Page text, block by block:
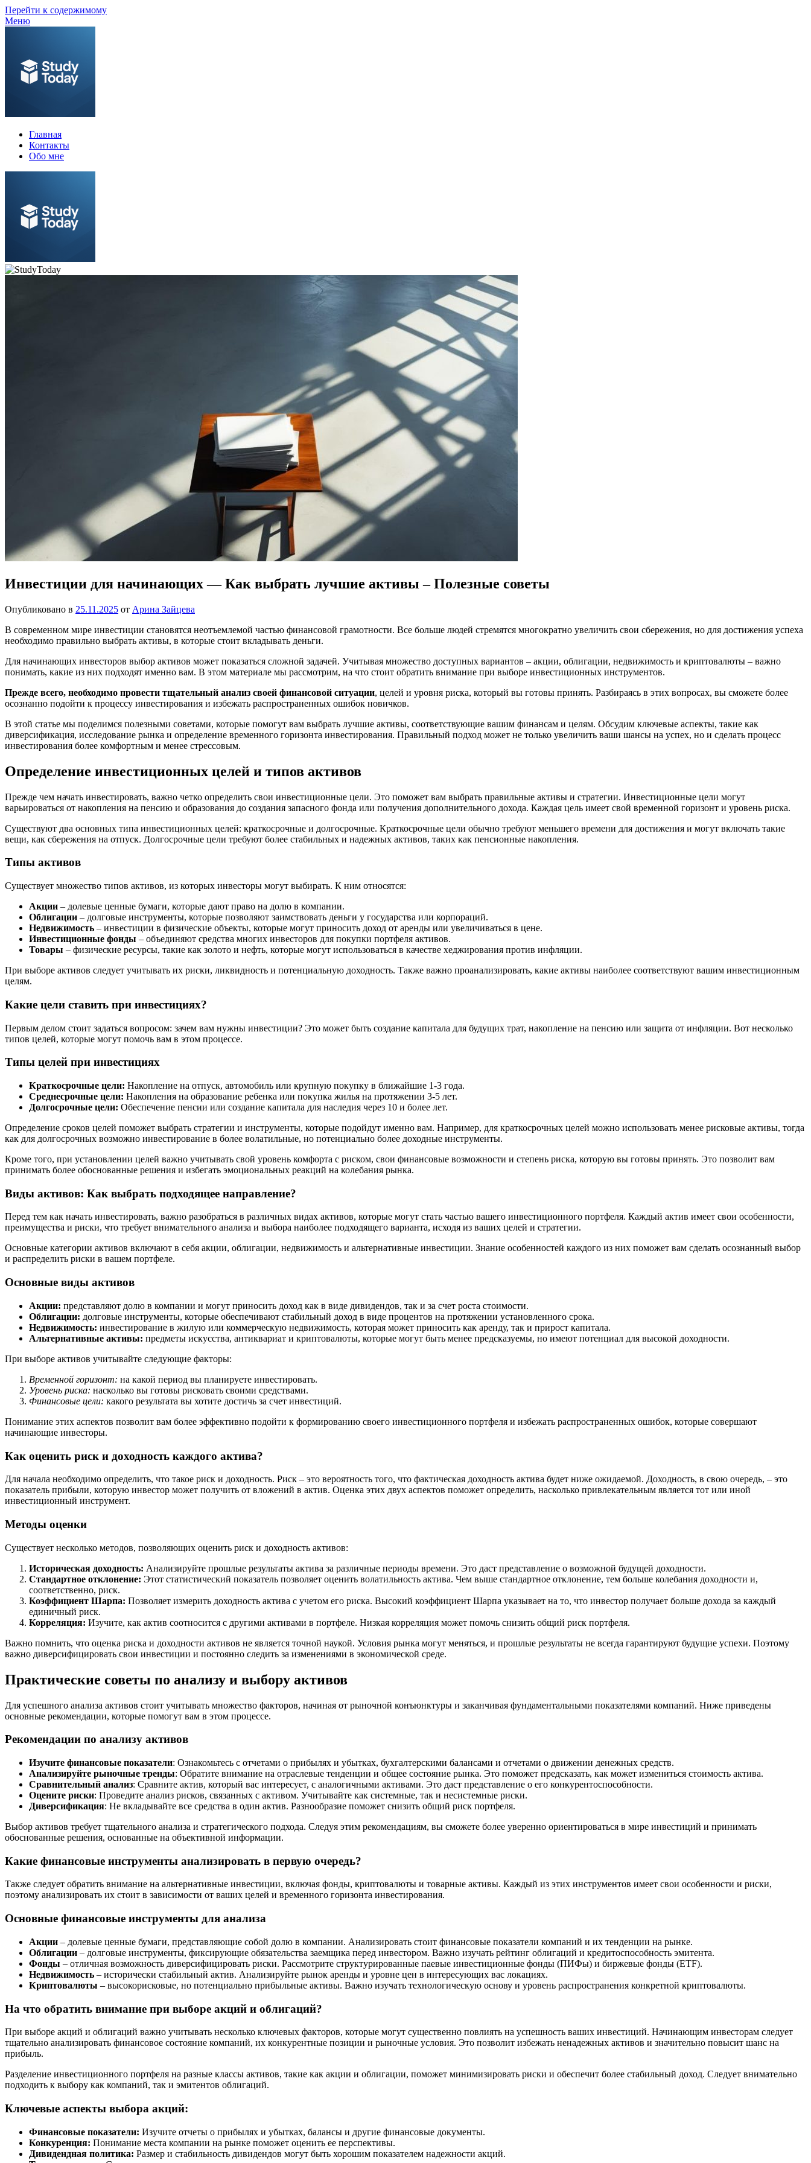
Перейти к содержимому
Меню
Главная
Контакты
Обо мне
Инвестиции для начинающих — Как выбрать лучшие активы – Полезные советы
Опубликовано в 25.11.2025 от Арина Зайцева
В современном мире инвестиции становятся неотъемлемой частью финансовой грамотности. Все больше людей стремятся многократно увеличить свои сбережения, но для достижения успеха
необходимо правильно выбрать активы, в которые стоит вкладывать деньги.
Для начинающих инвесторов выбор активов может показаться сложной задачей. Учитывая множество доступных вариантов – акции, облигации, недвижимость и криптовалюты – важно
понимать, какие из них подходят именно вам. В этом материале мы рассмотрим, на что стоит обратить внимание при выборе инвестиционных инструментов.
Прежде всего, необходимо провести тщательный анализ своей финансовой ситуации, целей и уровня риска, который вы готовы принять. Разбираясь в этих вопросах, вы сможете более
осознанно подойти к процессу инвестирования и избежать распространенных ошибок новичков.
В этой статье мы поделимся полезными советами, которые помогут вам выбрать лучшие активы, соответствующие вашим финансам и целям. Обсудим ключевые аспекты, такие как
диверсификация, исследование рынка и определение временного горизонта инвестирования. Правильный подход может не только увеличить ваши шансы на успех, но и сделать процесс
инвестирования более комфортным и менее стрессовым.
Определение инвестиционных целей и типов активов
Прежде чем начать инвестировать, важно четко определить свои инвестиционные цели. Это поможет вам выбрать правильные активы и стратегии. Инвестиционные цели могут
варьироваться от накопления на пенсию и образования до создания запасного фонда или получения дополнительного дохода. Каждая цель имеет свой временной горизонт и уровень риска.
Существуют два основных типа инвестиционных целей: краткосрочные и долгосрочные. Краткосрочные цели обычно требуют меньшего времени для достижения и могут включать такие
вещи, как сбережения на отпуск. Долгосрочные цели требуют более стабильных и надежных активов, таких как пенсионные накопления.
Типы активов
Существует множество типов активов, из которых инвесторы могут выбирать. К ним относятся:
Акции – долевые ценные бумаги, которые дают право на долю в компании.
Облигации – долговые инструменты, которые позволяют заимствовать деньги у государства или корпораций.
Недвижимость – инвестиции в физические объекты, которые могут приносить доход от аренды или увеличиваться в цене.
Инвестиционные фонды – объединяют средства многих инвесторов для покупки портфеля активов.
Товары – физические ресурсы, такие как золото и нефть, которые могут использоваться в качестве хеджирования против инфляции.
При выборе активов следует учитывать их риски, ликвидность и потенциальную доходность. Также важно проанализировать, какие активы наиболее соответствуют вашим инвестиционным
целям.
Какие цели ставить при инвестициях?
Первым делом стоит задаться вопросом: зачем вам нужны инвестиции? Это может быть создание капитала для будущих трат, накопление на пенсию или защита от инфляции. Вот несколько
типов целей, которые могут помочь вам в этом процессе.
Типы целей при инвестициях
Краткосрочные цели: Накопление на отпуск, автомобиль или крупную покупку в ближайшие 1-3 года.
Среднесрочные цели: Накопления на образование ребенка или покупка жилья на протяжении 3-5 лет.
Долгосрочные цели: Обеспечение пенсии или создание капитала для наследия через 10 и более лет.
Определение сроков целей поможет выбрать стратегии и инструменты, которые подойдут именно вам. Например, для краткосрочных целей можно использовать менее рисковые активы, тогда
как для долгосрочных возможно инвестирование в более волатильные, но потенциально более доходные инструменты.
Кроме того, при установлении целей важно учитывать свой уровень комфорта с риском, свои финансовые возможности и степень риска, которую вы готовы принять. Это позволит вам
принимать более обоснованные решения и избегать эмоциональных реакций на колебания рынка.
Виды активов: Как выбрать подходящее направление?
Перед тем как начать инвестировать, важно разобраться в различных видах активов, которые могут стать частью вашего инвестиционного портфеля. Каждый актив имеет свои особенности,
преимущества и риски, что требует внимательного анализа и выбора наиболее подходящего варианта, исходя из ваших целей и стратегии.
Основные категории активов включают в себя акции, облигации, недвижимость и альтернативные инвестиции. Знание особенностей каждого из них поможет вам сделать осознанный выбор
и распределить риски в вашем портфеле.
Основные виды активов
Акции: представляют долю в компании и могут приносить доход как в виде дивидендов, так и за счет роста стоимости.
Облигации: долговые инструменты, которые обеспечивают стабильный доход в виде процентов на протяжении установленного срока.
Недвижимость: инвестирование в жилую или коммерческую недвижимость, которая может приносить как аренду, так и прирост капитала.
Альтернативные активы: предметы искусства, антиквариат и криптовалюты, которые могут быть менее предсказуемы, но имеют потенциал для высокой доходности.
При выборе активов учитывайте следующие факторы:
Временной горизонт: на какой период вы планируете инвестировать.
Уровень риска: насколько вы готовы рисковать своими средствами.
Финансовые цели: какого результата вы хотите достичь за счет инвестиций.
Понимание этих аспектов позволит вам более эффективно подойти к формированию своего инвестиционного портфеля и избежать распространенных ошибок, которые совершают
начинающие инвесторы.
Как оценить риск и доходность каждого актива?
Для начала необходимо определить, что такое риск и доходность. Риск – это вероятность того, что фактическая доходность актива будет ниже ожидаемой. Доходность, в свою очередь, – это
показатель прибыли, которую инвестор может получить от вложений в актив. Оценка этих двух аспектов поможет определить, насколько привлекательным является тот или иной
инвестиционный инструмент.
Методы оценки
Существует несколько методов, позволяющих оценить риск и доходность активов:
Историческая доходность: Анализируйте прошлые результаты актива за различные периоды времени. Это даст представление о возможной будущей доходности.
Стандартное отклонение: Этот статистический показатель позволяет оценить волатильность актива. Чем выше стандартное отклонение, тем больше колебания доходности и,
соответственно, риск.
Коэффициент Шарпа: Позволяет измерить доходность актива с учетом его риска. Высокий коэффициент Шарпа указывает на то, что инвестор получает больше дохода за каждый
единичный риск.
Корреляция: Изучите, как актив соотносится с другими активами в портфеле. Низкая корреляция может помочь снизить общий риск портфеля.
Важно помнить, что оценка риска и доходности активов не является точной наукой. Условия рынка могут меняться, и прошлые результаты не всегда гарантируют будущие успехи. Поэтому
важно диверсифицировать свои инвестиции и постоянно следить за изменениями в экономической среде.
Практические советы по анализу и выбору активов
Для успешного анализа активов стоит учитывать множество факторов, начиная от рыночной конъюнктуры и заканчивая фундаментальными показателями компаний. Ниже приведены
основные рекомендации, которые помогут вам в этом процессе.
Рекомендации по анализу активов
Изучите финансовые показатели: Ознакомьтесь с отчетами о прибылях и убытках, бухгалтерскими балансами и отчетами о движении денежных средств.
Анализируйте рыночные тренды: Обратите внимание на отраслевые тенденции и общее состояние рынка. Это поможет предсказать, как может измениться стоимость актива.
Сравнительный анализ: Сравните актив, который вас интересует, с аналогичными активами. Это даст представление о его конкурентоспособности.
Оцените риски: Проведите анализ рисков, связанных с активом. Учитывайте как системные, так и несистемные риски.
Диверсификация: Не вкладывайте все средства в один актив. Разнообразие поможет снизить общий риск портфеля.
Выбор активов требует тщательного анализа и стратегического подхода. Следуя этим рекомендациям, вы сможете более уверенно ориентироваться в мире инвестиций и принимать
обоснованные решения, основанные на объективной информации.
Какие финансовые инструменты анализировать в первую очередь?
Также следует обратить внимание на альтернативные инвестиции, включая фонды, криптовалюты и товарные активы. Каждый из этих инструментов имеет свои особенности и риски,
поэтому анализировать их стоит в зависимости от ваших целей и временного горизонта инвестирования.
Основные финансовые инструменты для анализа
Акции – долевые ценные бумаги, представляющие собой долю в компании. Анализировать стоит финансовые показатели компаний и их тенденции на рынке.
Облигации – долговые инструменты, фиксирующие обязательства заемщика перед инвестором. Важно изучать рейтинг облигаций и кредитоспособность эмитента.
Фонды – отличная возможность диверсифицировать риски. Рассмотрите структурированные паевые инвестиционные фонды (ПИФы) и биржевые фонды (ETF).
Недвижимость – исторически стабильный актив. Анализируйте рынок аренды и уровне цен в интересующих вас локациях.
Криптовалюты – высокорисковые, но потенциально прибыльные активы. Важно изучать технологическую основу и уровень распространения конкретной криптовалюты.
На что обратить внимание при выборе акций и облигаций?
При выборе акций и облигаций важно учитывать несколько ключевых факторов, которые могут существенно повлиять на успешность ваших инвестиций. Начинающим инвесторам следует
тщательно анализировать финансовое состояние компаний, их конкурентные позиции и рыночные условия. Это позволит избежать ненадежных активов и значительно повысит шанс на
прибыль.
Разделение инвестиционного портфеля на разные классы активов, такие как акции и облигации, поможет минимизировать риски и обеспечит более стабильный доход. Следует внимательно
подходить к выбору как компаний, так и эмитентов облигаций.
Ключевые аспекты выбора акций:
Финансовые показатели: Изучите отчеты о прибылях и убытках, балансы и другие финансовые документы.
Конкуренция: Понимание места компании на рынке поможет оценить ее перспективы.
Дивидендная политика: Размер и стабильность дивидендов могут быть хорошим показателем надежности акций.